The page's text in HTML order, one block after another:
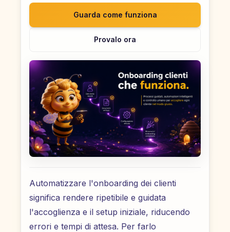
Guarda come funziona
Provalo ora
Automatizzare l'onboarding dei clienti
significa rendere ripetibile e guidata
l'accoglienza e il setup iniziale, riducendo
errori e tempi di attesa. Per farlo